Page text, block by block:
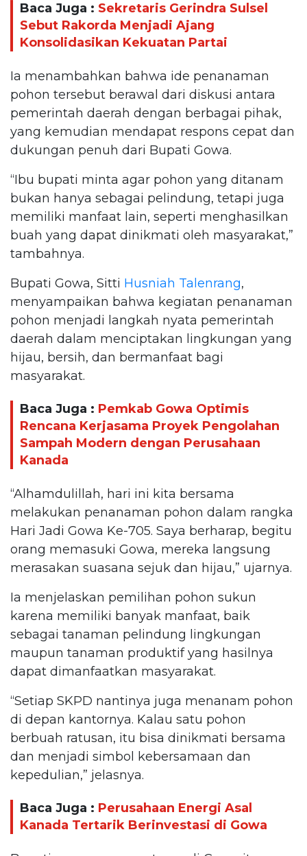
Baca Juga : Sekretaris Gerindra Sulsel
Sebut Rakorda Menjadi Ajang
Konsolidasikan Kekuatan Partai
Ia menambahkan bahwa ide penanaman
pohon tersebut berawal dari diskusi antara
pemerintah daerah dengan berbagai pihak,
yang kemudian mendapat respons cepat dan
dukungan penuh dari Bupati Gowa.
“Ibu bupati minta agar pohon yang ditanam
bukan hanya sebagai pelindung, tetapi juga
memiliki manfaat lain, seperti menghasilkan
buah yang dapat dinikmati oleh masyarakat,”
tambahnya.
Bupati Gowa, Sitti Husniah Talenrang,
menyampaikan bahwa kegiatan penanaman
pohon menjadi langkah nyata pemerintah
daerah dalam menciptakan lingkungan yang
hijau, bersih, dan bermanfaat bagi
masyarakat.
Baca Juga : Pemkab Gowa Optimis
Rencana Kerjasama Proyek Pengolahan
Sampah Modern dengan Perusahaan
Kanada
“Alhamdulillah, hari ini kita bersama
melakukan penanaman pohon dalam rangka
Hari Jadi Gowa Ke-705. Saya berharap, begitu
orang memasuki Gowa, mereka langsung
merasakan suasana sejuk dan hijau,” ujarnya.
Ia menjelaskan pemilihan pohon sukun
karena memiliki banyak manfaat, baik
sebagai tanaman pelindung lingkungan
maupun tanaman produktif yang hasilnya
dapat dimanfaatkan masyarakat.
“Setiap SKPD nantinya juga menanam pohon
di depan kantornya. Kalau satu pohon
berbuah ratusan, itu bisa dinikmati bersama
dan menjadi simbol kebersamaan dan
kepedulian,” jelasnya.
Baca Juga : Perusahaan Energi Asal
Kanada Tertarik Berinvestasi di Gowa